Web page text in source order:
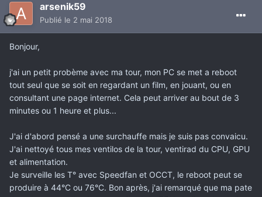
arsenik59
Publié le 2 mai 2018
Bonjour,
j'ai un petit probème avec ma tour, mon PC se met a reboot
tout seul que se soit en regardant un film, en jouant, ou en
consultant une page internet. Cela peut arriver au bout de 3
minutes ou 1 heure et plus...
J'ai d'abord pensé a une surchauffe mais je suis pas convaicu.
J'ai nettoyé tous mes ventilos de la tour, ventirad du CPU, GPU
et alimentation.
Je surveille les T° avec Speedfan et OCCT, le reboot peut se
produire à 44°C ou 76°C. Bon après, j'ai remarqué que ma pate